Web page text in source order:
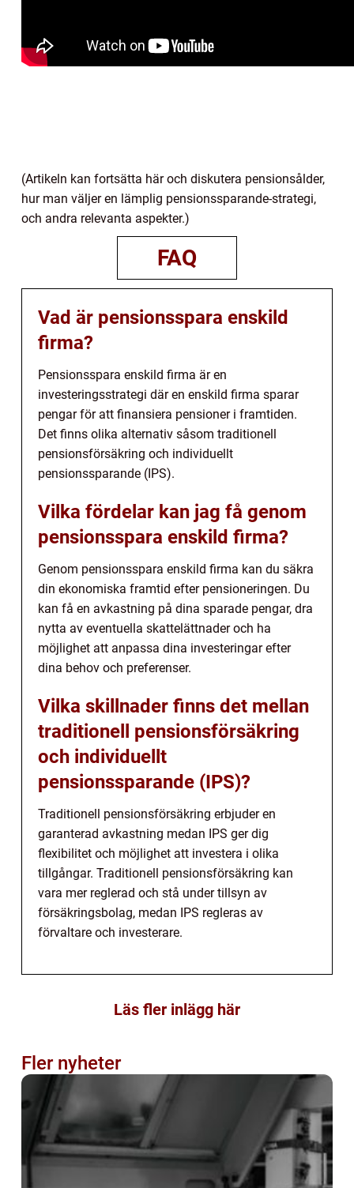
(Artikeln kan fortsätta här och diskutera pensionsålder,
hur man väljer en lämplig pensionssparande-strategi,
och andra relevanta aspekter.)
FAQ
Vad är pensionsspara enskild
firma?
Pensionsspara enskild firma är en
investeringsstrategi där en enskild firma sparar
pengar för att finansiera pensioner i framtiden.
Det finns olika alternativ såsom traditionell
pensionsförsäkring och individuellt
pensionssparande (IPS).
Vilka fördelar kan jag få genom
pensionsspara enskild firma?
Genom pensionsspara enskild firma kan du säkra
din ekonomiska framtid efter pensioneringen. Du
kan få en avkastning på dina sparade pengar, dra
nytta av eventuella skattelättnader och ha
möjlighet att anpassa dina investeringar efter
dina behov och preferenser.
Vilka skillnader finns det mellan
traditionell pensionsförsäkring
och individuellt
pensionssparande (IPS)?
Traditionell pensionsförsäkring erbjuder en
garanterad avkastning medan IPS ger dig
flexibilitet och möjlighet att investera i olika
tillgångar. Traditionell pensionsförsäkring kan
vara mer reglerad och stå under tillsyn av
försäkringsbolag, medan IPS regleras av
förvaltare och investerare.
Läs fler inlägg här
Fler nyheter